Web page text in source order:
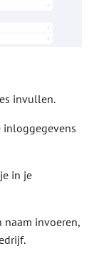
invullen.
inloggegevens
in je
naam invoeren,